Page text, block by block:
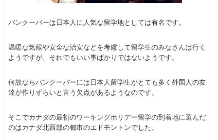
バンクーバーは日本人に人気な留学地としては有名です。
温暖な気候や安全な治安などを考慮して留学生のみなさんは行く
ようですが、それでもいい事ばかりではないようです。
何故ならバンクーバーには日本人留学生がとても多く外国人の友
達が作りずらいと言う欠点があるようなのです。
そこでカナダの最初のワーキングホリデー留学の到着地に選んだ
のはカナダ北西部の都市のエドモントンでした。